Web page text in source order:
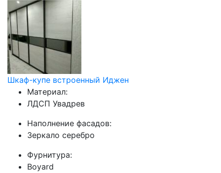
Шкаф-купе встроенный Иджен
Материал:
ЛДСП Увадрев
Наполнение фасадов:
Зеркало серебро
Фурнитура:
Boyard